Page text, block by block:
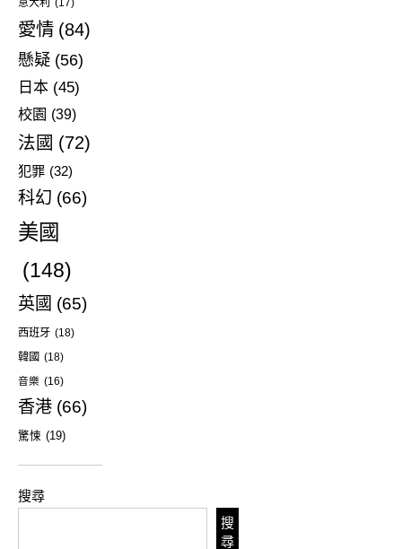
意大利 (17)
愛情 (84)
懸疑 (56)
日本 (45)
校園 (39)
法國 (72)
犯罪 (32)
科幻 (66)
美國
(148)
英國 (65)
西班牙 (18)
韓國 (18)
音樂 (16)
香港 (66)
驚悚 (19)
搜尋
搜
尋